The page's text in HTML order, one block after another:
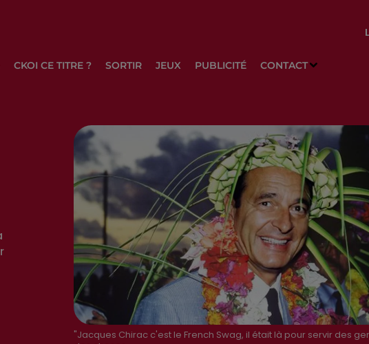
CKOI CE TITRE ? SORTIR JEUX PUBLICITÉ CONTACT
"Jacques Chirac c'est le French Swag, il était là pour servir des